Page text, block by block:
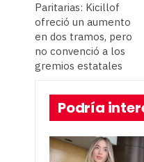
Paritarias: Kicillof
ofreció un aumento
en dos tramos, pero
no convenció a los
gremios estatales
Podría